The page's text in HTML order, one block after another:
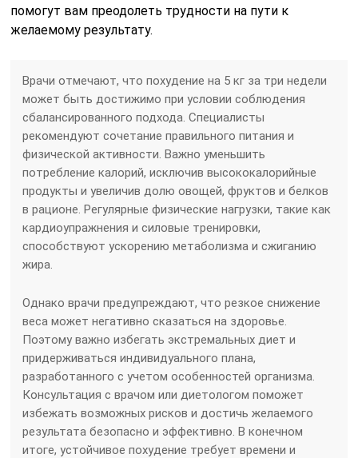
помогут вам преодолеть трудности на пути к
желаемому результату.
Врачи отмечают, что похудение на 5 кг за три недели
может быть достижимо при условии соблюдения
сбалансированного подхода. Специалисты
рекомендуют сочетание правильного питания и
физической активности. Важно уменьшить
потребление калорий, исключив высококалорийные
продукты и увеличив долю овощей, фруктов и белков
в рационе. Регулярные физические нагрузки, такие как
кардиоупражнения и силовые тренировки,
способствуют ускорению метаболизма и сжиганию
жира.
Однако врачи предупреждают, что резкое снижение
веса может негативно сказаться на здоровье.
Поэтому важно избегать экстремальных диет и
придерживаться индивидуального плана,
разработанного с учетом особенностей организма.
Консультация с врачом или диетологом поможет
избежать возможных рисков и достичь желаемого
результата безопасно и эффективно. В конечном
итоге, устойчивое похудение требует времени и